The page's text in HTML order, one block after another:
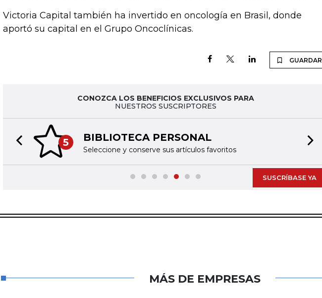
Victoria Capital también ha invertido en oncología en Brasil, donde
aportó su capital en el Grupo Oncoclínicas.
GUARDAR
CONOZCA LOS BENEFICIOS EXCLUSIVOS PARA
NUESTROS SUSCRIPTORES
5 BIBLIOTECA PERSONAL
Seleccione y conserve sus artículos favoritos
Previous slide
SUSCRÍBASE YA
MÁS DE EMPRESAS